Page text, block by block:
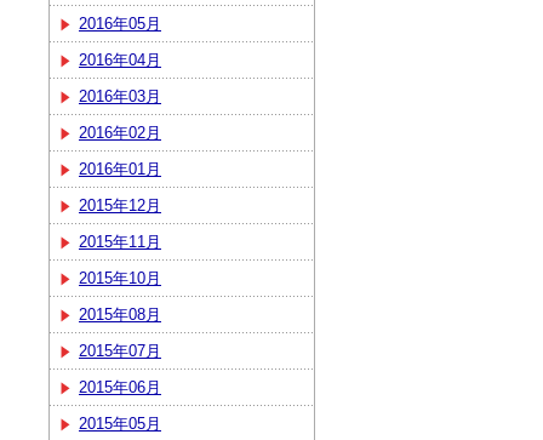
2016年05月
2016年04月
2016年03月
2016年02月
2016年01月
2015年12月
2015年11月
2015年10月
2015年08月
2015年07月
2015年06月
2015年05月